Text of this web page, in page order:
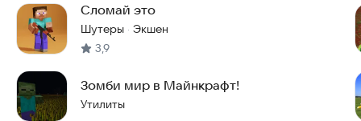
Сломай это
Шутеры · Экшен
3,9
Зомби мир в Майнкрафт!
Утилиты